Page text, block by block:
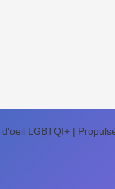
LGBTQI+ |